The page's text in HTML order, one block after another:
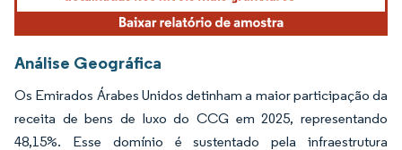
Análise Geográfica
Os Emirados Árabes Unidos detinham a maior participação da
receita de bens de luxo do CCG em 2025, representando
48,15%. Esse domínio é sustentado pela infraestrutura